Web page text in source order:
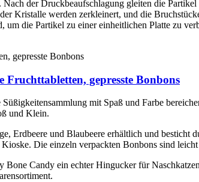
der Druckbeaufschlagung gleiten die
Kristalle werden zerkleinert, und die
um die Partikel zu einer einheitlichen Platte zu
gepresste Bonbons
mit Spaß und Farbe
und Klein.
Erdbeere und Blaubeere erhältlich und besticht
Die einzeln verpackten Bonbons sind
Candy ein echter Hingucker für